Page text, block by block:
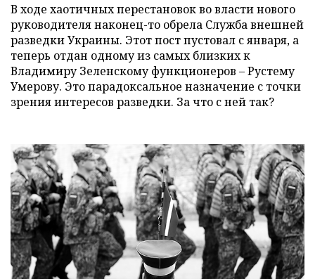
В ходе хаотичных перестановок во власти нового
руководителя наконец-то обрела Служба внешней
разведки Украины. Этот пост пустовал с января, а
теперь отдан одному из самых близких к
Владимиру Зеленскому функционеров – Рустему
Умерову. Это парадоксальное назначение с точки
зрения интересов разведки. За что с ней так?